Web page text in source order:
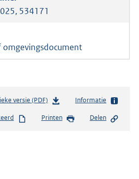
534171
versie (PDF)b
s
Informatie
Printen Delen